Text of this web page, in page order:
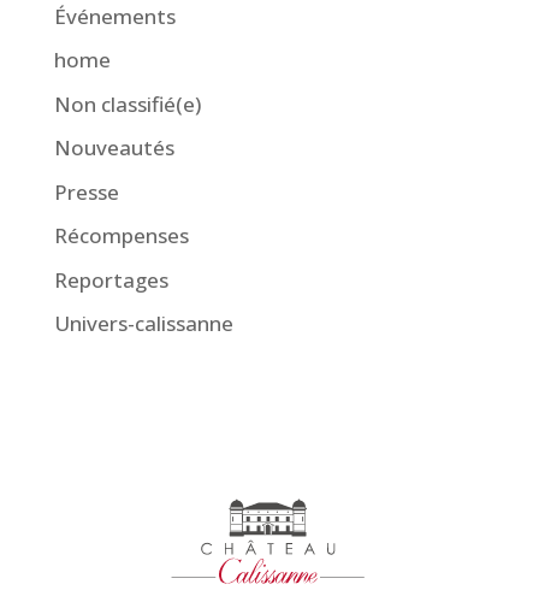
Événements
home
Non classifié(e)
Nouveautés
Presse
Récompenses
Reportages
Univers-calissanne